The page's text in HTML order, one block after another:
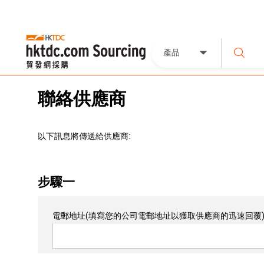
產品
聯絡供應商
以下訊息將傳送給供應商:
步驟一
電郵地址(填寫您的公司電郵地址以獲取供應商的迅速回覆)